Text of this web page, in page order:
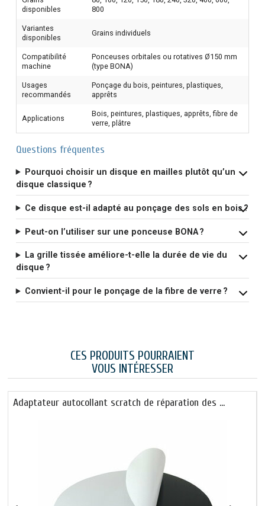
disponibles
800
Variantes
disponibles
Grains individuels
Compatibilité
machine
Ponceuses orbitales ou rotatives Ø150 mm
(type BONA)
Usages
recommandés
Ponçage du bois, peintures, plastiques,
apprêts
Applications
Bois, peintures, plastiques, apprêts, fibre de
verre, plâtre
Questions fréquentes
Pourquoi choisir un disque en mailles plutôt qu’un
disque classique ?
Ce disque est-il adapté au ponçage des sols en bois ?
Peut-on l’utiliser sur une ponceuse BONA ?
La grille tissée améliore-t-elle la durée de vie du
disque ?
Convient-il pour le ponçage de la fibre de verre ?
CES PRODUITS POURRAIENT
VOUS INTÉRESSER
Adaptateur autocollant scratch de réparation des …